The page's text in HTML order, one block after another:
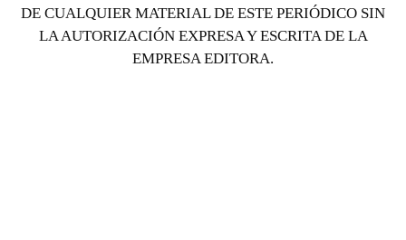
DE CUALQUIER MATERIAL DE ESTE PERIÓDICO SIN
LA AUTORIZACIÓN EXPRESA Y ESCRITA DE LA
EMPRESA EDITORA.